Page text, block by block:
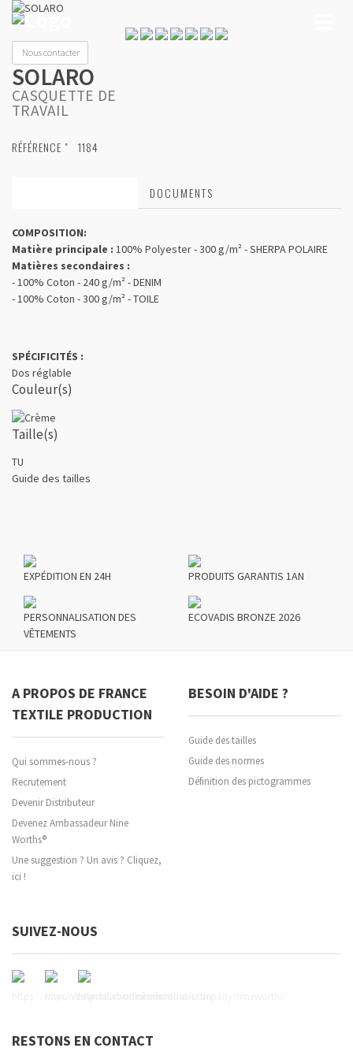
Nous contacter
SOLARO
CASQUETTE DE
TRAVAIL
RÉFÉRENCE " 1184
DOCUMENTS
COMPOSITION:
Matière principale : 100% Polyester - 300 g/m² - SHERPA POLAIRE
Matières secondaires :
- 100% Coton - 240 g/m² - DENIM
- 100% Coton - 300 g/m² - TOILE
SPÉCIFICITÉS :
Dos réglable
Couleur(s)
Taille(s)
TU
Guide des tailles
EXPÉDITION EN 24H PRODUITS GARANTIS 1AN
PERSONNALISATION DES
VÊTEMENTS
ECOVADIS BRONZE 2026
A PROPOS DE FRANCE
TEXTILE PRODUCTION
Qui sommes-nous ?
Recrutement
Devenir Distributeur
Devenez Ambassadeur Nine
Worths®
Une suggestion ? Un avis ? Cliquez,
ici !
BESOIN D'AIDE ?
Guide des tailles
Guide des normes
Définition des pictogrammes
SUIVEZ-NOUS
RESTONS EN CONTACT